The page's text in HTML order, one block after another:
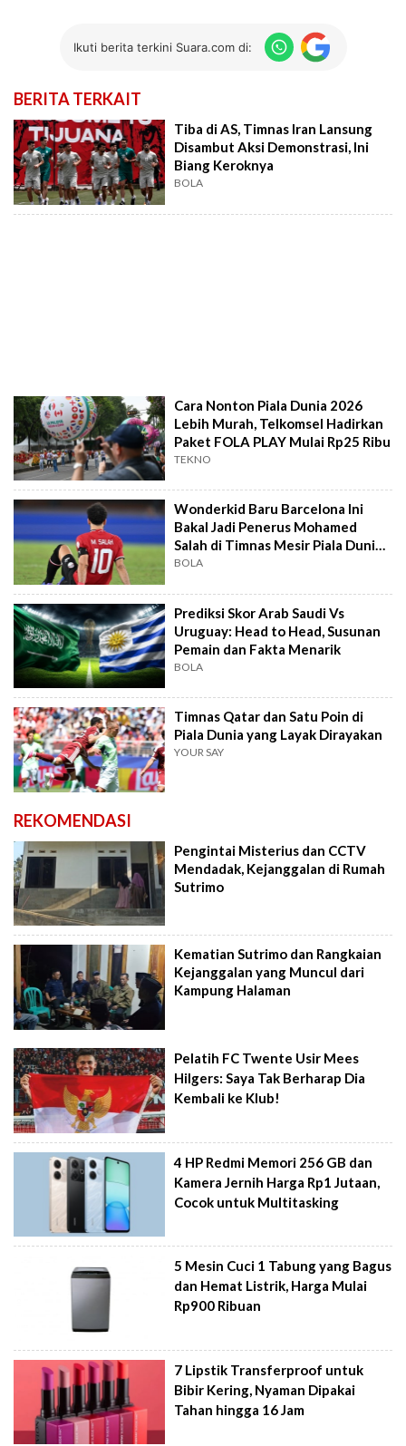
Ikuti berita terkini Suara.com di:
BERITA TERKAIT
Tiba di AS, Timnas Iran Lansung
Disambut Aksi Demonstrasi, Ini
Biang Keroknya
BOLA
Cara Nonton Piala Dunia 2026
Lebih Murah, Telkomsel Hadirkan
Paket FOLA PLAY Mulai Rp25 Ribu
TEKNO
Wonderkid Baru Barcelona Ini
Bakal Jadi Penerus Mohamed
Salah di Timnas Mesir Piala Dunia
2026
BOLA
Prediksi Skor Arab Saudi Vs
Uruguay: Head to Head, Susunan
Pemain dan Fakta Menarik
BOLA
Timnas Qatar dan Satu Poin di
Piala Dunia yang Layak Dirayakan
YOUR SAY
REKOMENDASI
Pengintai Misterius dan CCTV
Mendadak, Kejanggalan di Rumah
Sutrimo
Kematian Sutrimo dan Rangkaian
Kejanggalan yang Muncul dari
Kampung Halaman
Pelatih FC Twente Usir Mees
Hilgers: Saya Tak Berharap Dia
Kembali ke Klub!
4 HP Redmi Memori 256 GB dan
Kamera Jernih Harga Rp1 Jutaan,
Cocok untuk Multitasking
5 Mesin Cuci 1 Tabung yang Bagus
dan Hemat Listrik, Harga Mulai
Rp900 Ribuan
7 Lipstik Transferproof untuk
Bibir Kering, Nyaman Dipakai
Tahan hingga 16 Jam